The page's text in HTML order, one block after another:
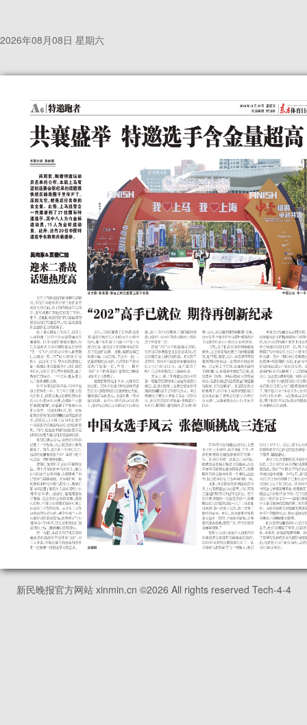
2026年08月08日 星期六
新民晚报官方网站 xinmin.cn ©2026 All rights reserved Tech-4-4